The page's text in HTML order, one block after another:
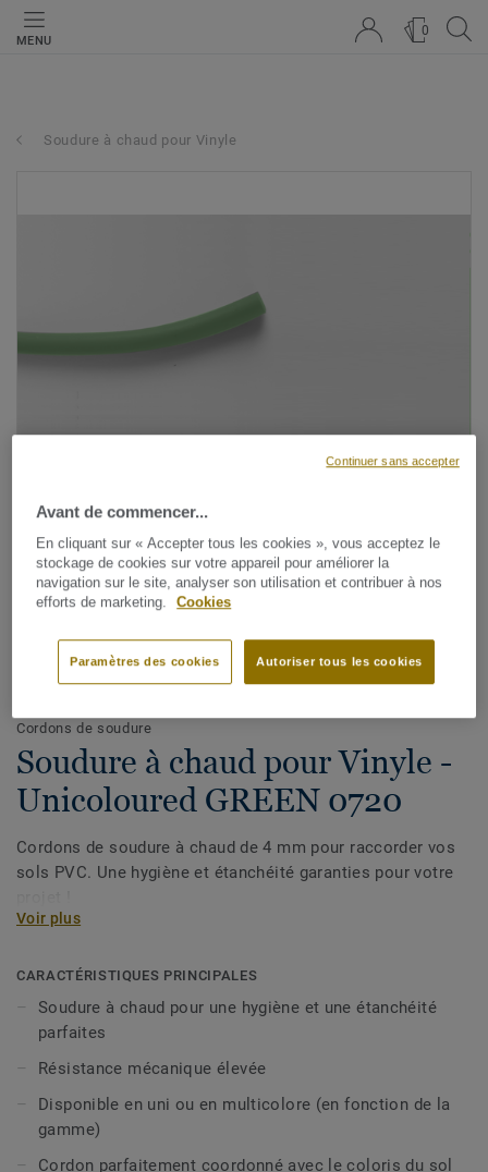
MENU
0
Soudure à chaud pour Vinyle
Voir tous les décors (1146)
Cordons de soudure
Soudure à chaud pour Vinyle -
Unicoloured GREEN 0720
Cordons de soudure à chaud de 4 mm pour raccorder vos
sols PVC. Une hygiène et étanchéité garanties pour votre
Voir plus
CARACTÉRISTIQUES PRINCIPALES
Soudure à chaud pour une hygiène et une étanchéité
parfaites
Résistance mécanique élevée
Disponible en uni ou en multicolore (en fonction de la
gamme)
Cordon parfaitement coordonné avec le coloris du sol
Avant de commencer...
En cliquant sur « Accepter tous les cookies », vous acceptez le
stockage de cookies sur votre appareil pour améliorer la
navigation sur le site, analyser son utilisation et contribuer à nos
efforts de marketing.
Cookies
Autoriser tous les cookies
Paramètres des cookies
Continuer sans accepter